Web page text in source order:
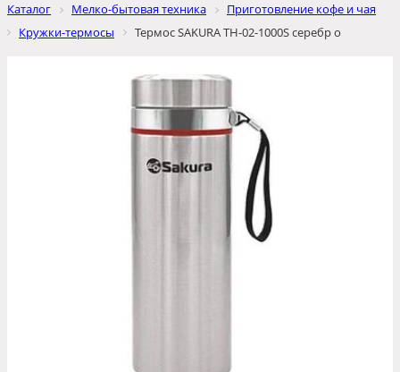
Каталог Мелко-бытовая техника
Приготовление кофе и чая
Кружки-термосы
Термос SAKURA TH-02-1000S серебр о